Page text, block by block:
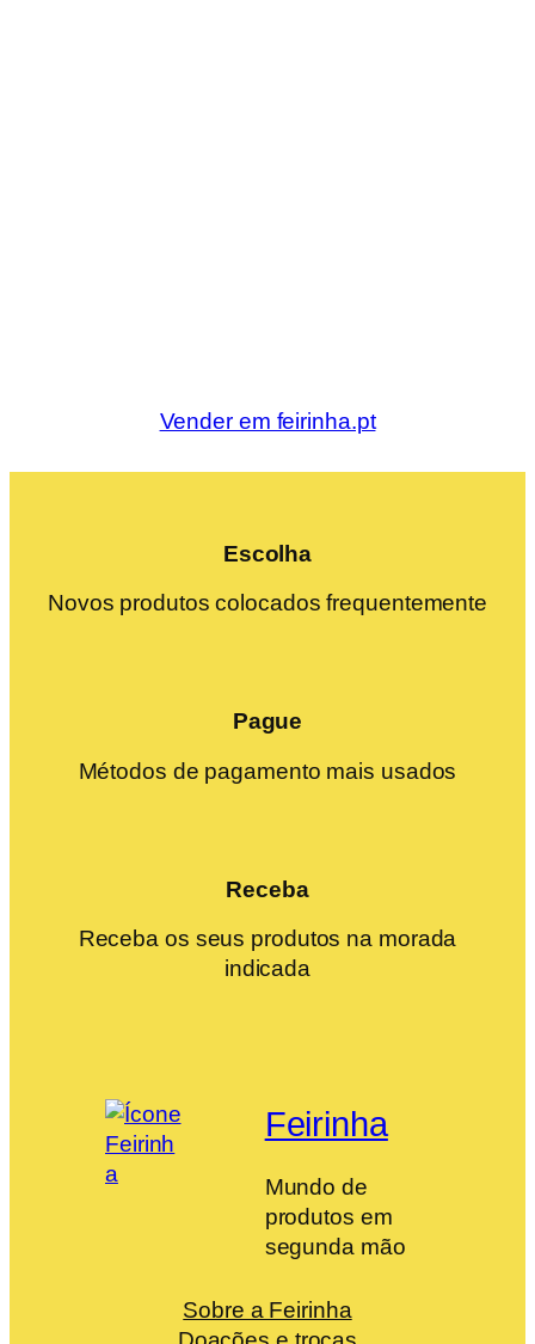
Vender em feirinha.pt
Escolha
Novos produtos colocados frequentemente
Pague
Métodos de pagamento mais usados
Receba
Receba os seus produtos na morada
indicada
Feirinha
Mundo de
produtos em
segunda mão
Sobre a Feirinha